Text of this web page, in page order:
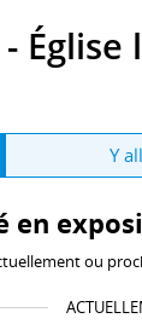
Y
en
ou